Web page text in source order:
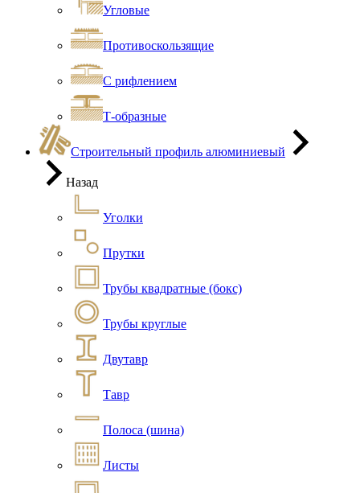
Угловые
Противоскользящие
С рифлением
Т-образные
Строительный профиль алюминиевый
Назад
Уголки
Прутки
Трубы квадратные (бокс)
Трубы круглые
Двутавр
Тавр
Полоса (шина)
Листы